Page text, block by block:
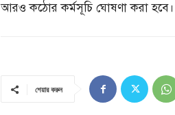
আরও কঠোর কর্মসূচি ঘোষণা করা হবে।
শেয়ার করুন